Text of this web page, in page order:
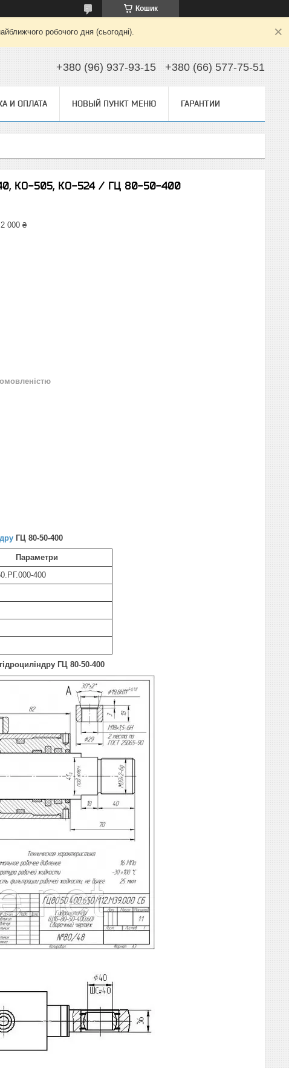
Кошик
робочого дня (сьогодні).
+380 (96) 937-93-15 +380 (66) 577-75-51
И ОПЛАТА НОВЫЙ ПУНКТ МЕНЮ ГАРАНТИИ
КО-505, КО-524 / ГЦ 80-50-400
000 ₴
ГЦ 80-50-400
Параметри
400
ГЦ 80-50-400